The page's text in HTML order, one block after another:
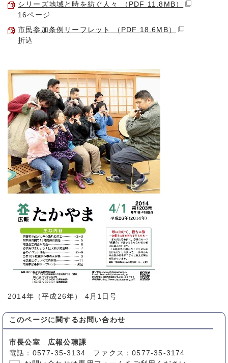
シリーズ地域と時を紡ぐ人々 （PDF 11.8MB）
16ページ
市民参加条例リーフレット （PDF 18.6MB）
折込
2014年（平成26年） 4月1日号
このページに関する お問い合わせ
市長公室 広報公聴課
電話：0577-35-3134 ファクス：0577-35-3174